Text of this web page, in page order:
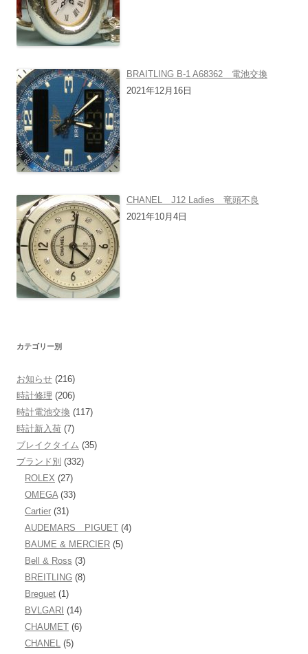
BRAITLING B-1 A68362 電池交換
2021年12月16日
CHANEL J12 Ladies 竜頭不良
2021年10月4日
カテゴリー別
お知らせ (216)
時計修理 (206)
時計電池交換 (117)
時計新入荷 (7)
ブレイクタイム (35)
ブランド別 (332)
ROLEX (27)
OMEGA(33)
Cartier (31)
AUDEMARS PIGUET (4)
BAUME & MERCIER (5)
Bell & Ross (3)
BREITLING (8)
Breguet (1)
BVLGARI (14)
CHAUMET (6)
CHANEL (5)